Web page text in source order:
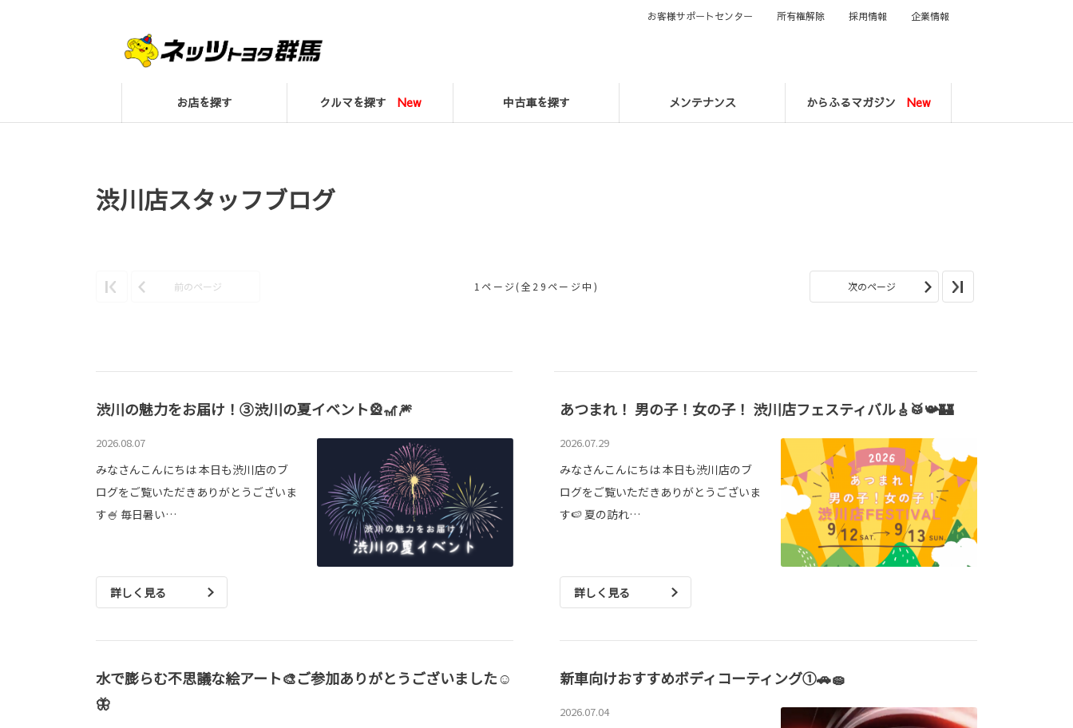
お店を探す クルマを探す New 中古車を探す メンテナンス からふるマガジン New
お客様サポートセンター 所有権解除 採用情報 企業情報
渋川店スタッフブログ
前のページ 1ページ(全29ページ中) 次のページ
渋川の魅力をお届け！③渋川の夏イベント🎡🎢🎆
2026.08.07
みなさんこんにちは 本日も渋川店のブ
ログをご覧いただきありがとうございま
す🍧 毎日暑い…
詳しく見る
あつまれ！ 男の子！女の子！ 渋川店フェスティバル🎸🥁📯🏰
2026.07.29
みなさんこんにちは 本日も渋川店のブ
ログをご覧いただきありがとうございま
す🍉 夏の訪れ…
詳しく見る
水で膨らむ不思議な絵アート🎨ご参加ありがとうございました☺
🦋
新車向けおすすめボディコーティング①🚗🧽
2026.07.04